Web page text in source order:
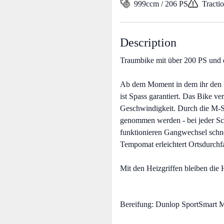
999ccm / 206 PS
Description
Traumbike mit über 200 PS und
Ab dem Moment in dem ihr
ist Spass garantiert. Das Bike
Geschwindigkeit. Durch die M-
genommen werden - bei jeder
funktionieren Gangwechsel
Tempomat erleichtert
Mit den Heizgriffen bleiben die
Bereifung: Dunlop SportSmart